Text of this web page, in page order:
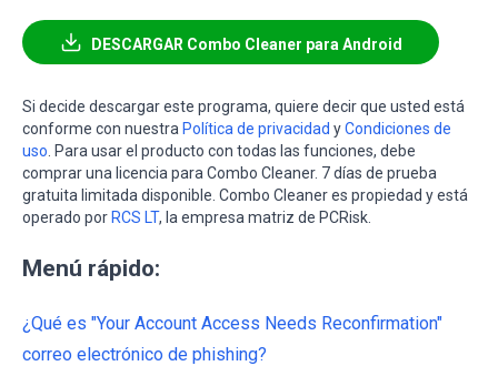
DESCARGAR Combo Cleaner para Android
Si decide descargar este programa, quiere decir que usted está
conforme con nuestra Política de privacidad yCondiciones de
uso . Para usar el producto con todas las funciones, debe
comprar una licencia para Combo Cleaner. 7 días de prueba
gratuita limitada disponible. Combo Cleaner es propiedad y está
operado por RCS LT, la empresa matriz de PCRisk.
Menú rápido:
¿Qué es "Your Account Access Needs Reconfirmation"
correo electrónico de phishing?